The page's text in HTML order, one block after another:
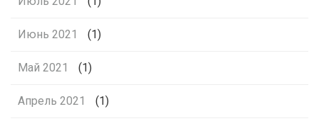
Июнь 2021 (1)
Май 2021 (1)
Апрель 2021 (1)